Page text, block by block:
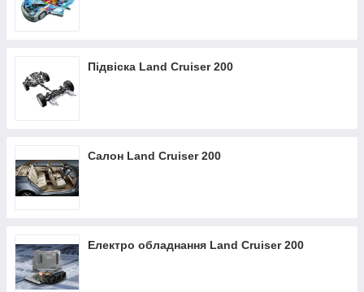
Підвіска Land Cruiser 200
Салон Land Cruiser 200
Електро обладнання Land Cruiser 200